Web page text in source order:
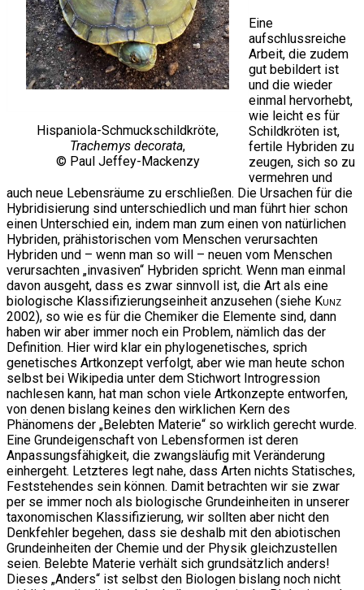
Hispaniola-Schmuckschildkröte,
Trachemys decorata,
© Paul Jeffey-Mackenzy
Eine
aufschlussreiche
Arbeit, die zudem
gut bebildert ist
und die wieder
einmal hervorhebt,
wie leicht es für
Schildkröten ist,
fertile Hybriden zu
zeugen, sich so zu
vermehren und
auch neue Lebensräume zu erschließen. Die Ursachen für die
Hybridisierung sind unterschiedlich und man führt hier schon
einen Unterschied ein, indem man zum einen von natürlichen
Hybriden, prähistorischen vom Menschen verursachten
Hybriden und – wenn man so will – neuen vom Menschen
verursachten „invasiven“ Hybriden spricht. Wenn man einmal
davon ausgeht, dass es zwar sinnvoll ist, die Art als eine
biologische Klassifizierungseinheit anzusehen (siehe Kunz
2002), so wie es für die Chemiker die Elemente sind, dann
haben wir aber immer noch ein Problem, nämlich das der
Definition. Hier wird klar ein phylogenetisches, sprich
genetisches Artkonzept verfolgt, aber wie man heute schon
selbst bei Wikipedia unter dem Stichwort Introgression
nachlesen kann, hat man schon viele Artkonzepte entworfen,
von denen bislang keines den wirklichen Kern des
Phänomens der „Belebten Materie“ so wirklich gerecht wurde.
Eine Grundeigenschaft von Lebensformen ist deren
Anpassungsfähigkeit, die zwangsläufig mit Veränderung
einhergeht. Letzteres legt nahe, dass Arten nichts Statisches,
Feststehendes sein können. Damit betrachten wir sie zwar
per se immer noch als biologische Grundeinheiten in unserer
taxonomischen Klassifizierung, wir sollten aber nicht den
Denkfehler begehen, dass sie deshalb mit den abiotischen
Grundeinheiten der Chemie und der Physik gleichzustellen
seien. Belebte Materie verhält sich grundsätzlich anders!
Dieses „Anders“ ist selbst den Biologen bislang noch nicht